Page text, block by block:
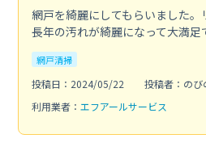
網戸を綺麗にしてもらいました。
長年の汚れが綺麗になって大満足
網戸清掃
投稿日：2024/05/22
投稿者：のび
利用業者： エフアールサービス